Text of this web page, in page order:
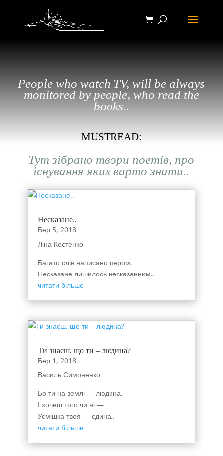
People who watch TV, will be always
monitored by people, who read the
books..
MUSTREAD:
Тут зібрано твори поетів, про
існування яких варто знати..
Несказане..
Бер 5, 2018
Ліна Костенко
Багато слів написано пером.
Несказане лишилось несказанним..
читати більше
Ти знаєш, що ти – людина?
Бер 1, 2018
Василь Симоненко
Бо ти на землі — людина,
І хочеш того чи ні —
Усмішка твоя — єдина..
читати більше